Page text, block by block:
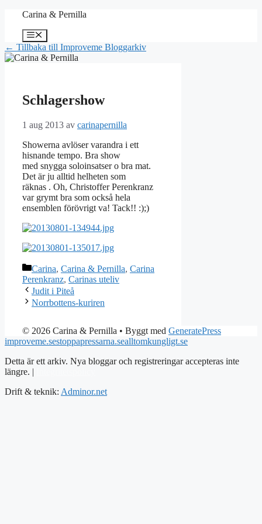
Hoppa
innehåll
Carina & Pernilla
Meny
← Tillbaka till Improveme Bloggarkiv
Schlagershow
1 aug 2013 av carinapernilla
Showerna avlöser varandra i ett
hisnande tempo. Bra show
med snygga soloinsatser o bra mat.
Det är ju alltid helheten som
räknas . Oh, Christoffer Perenkranz
var grymt bra som också hela
ensemblen förövrigt va! Tack!! :);)
Kategorier
Carina, Carina & Pernilla, Carina
Perenkranz, Carinas uteliv
Judit i Piteå
Norrbottens-kuriren
© 2026 Carina & Pernilla • Byggt med GeneratePress
improveme.sestoppapressarna.sealltomkungligt.se
Detta är ett arkiv. Nya bloggar och registreringar accepteras inte
längre. |
Drift & teknik: Adminor.net